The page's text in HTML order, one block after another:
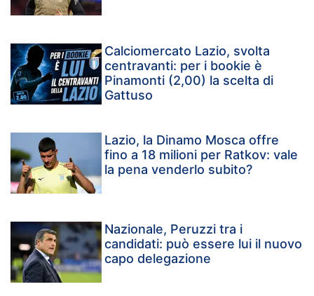
Calciomercato Lazio, svolta
centravanti: per i bookie è
Pinamonti (2,00) la scelta di
Gattuso
Lazio, la Dinamo Mosca offre
fino a 18 milioni per Ratkov: vale
la pena venderlo subito?
Nazionale, Peruzzi tra i
candidati: può essere lui il nuovo
capo delegazione